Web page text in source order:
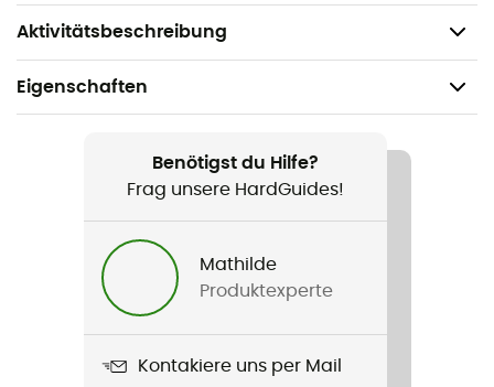
Aktivitätsbeschreibung
Außensohle aus Phylon, TPR
Eigenschaften
Wandern / Trekking / Alltag
Trollfjord Hiker Mid XT
Wasserdichtigkeit
Benötigst du Hilfe?
Frag unsere HardGuides!
Mathilde
Produktexperte
Kontakiere uns per Mail